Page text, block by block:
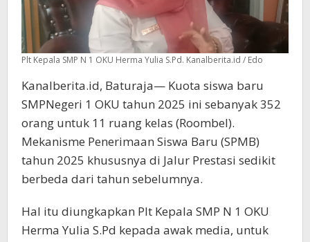
Plt Kepala SMP N 1 OKU Herma Yulia S.Pd. Kanalberita.id / Edo
Kanalberita.id, Baturaja— Kuota siswa baru
SMPNegeri 1 OKU tahun 2025 ini sebanyak 352
orang untuk 11 ruang kelas (Roombel).
Mekanisme Penerimaan Siswa Baru (SPMB)
tahun 2025 khususnya di Jalur Prestasi sedikit
berbeda dari tahun sebelumnya.
Hal itu diungkapkan Plt Kepala SMP N 1 OKU
Herma Yulia S.Pd kepada awak media, untuk